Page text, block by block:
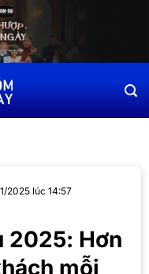
2025 lúc 14:57
2025: Hơn
mỗi